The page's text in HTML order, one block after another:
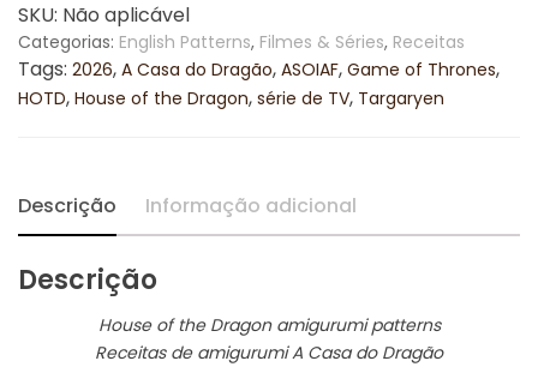
Amigurumis
(English/Português)
Pattern
Bundle
quantidade
SKU: Não aplicável
Categorias: English Patterns, Filmes & Séries, Receitas
Tags: 2026, A Casa do Dragão, ASOIAF, Game of Thrones,
HOTD, House of the Dragon, série de TV, Targaryen
Descrição Informação adicional
Descrição
House of the Dragon amigurumi patterns
Receitas de amigurumi A Casa do Dragão